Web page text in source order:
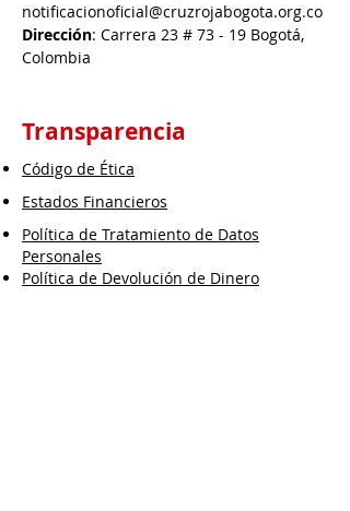
notificacionoficial@cruzrojabogota.org.co
Dirección: Carrera 23 # 73 - 19 Bogotá,
Colombia
Transparencia
Código de Ética
Estados Financieros
Política de Tratamiento de Datos
Personales
Política de Devolución de Dinero